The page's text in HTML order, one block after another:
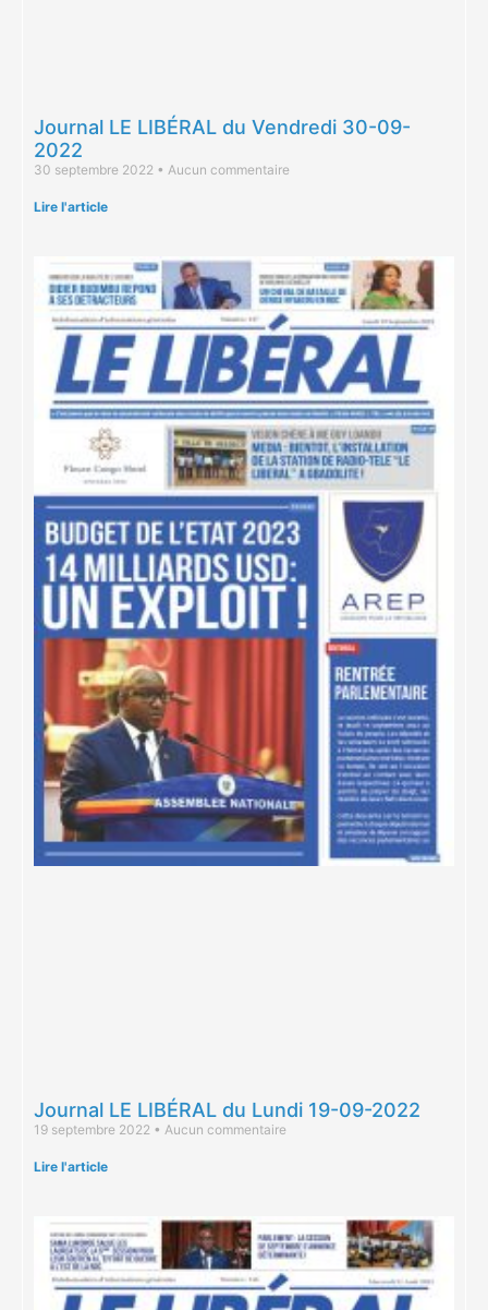
Journal LE LIBÉRAL du Vendredi 30-09-
2022
30 septembre 2022 Aucun commentaire
Lire l'article
Journal LE LIBÉRAL du Lundi 19-09-2022
19 septembre 2022 Aucun commentaire
Lire l'article